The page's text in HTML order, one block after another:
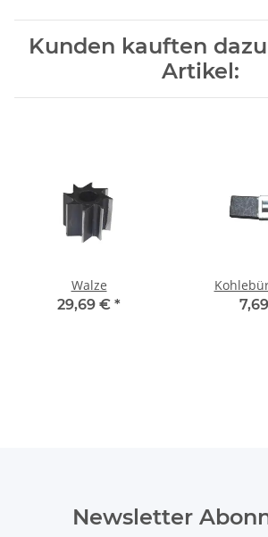
Kunden kauften
Artikel:
Walze
29,69 € *
Newsletter